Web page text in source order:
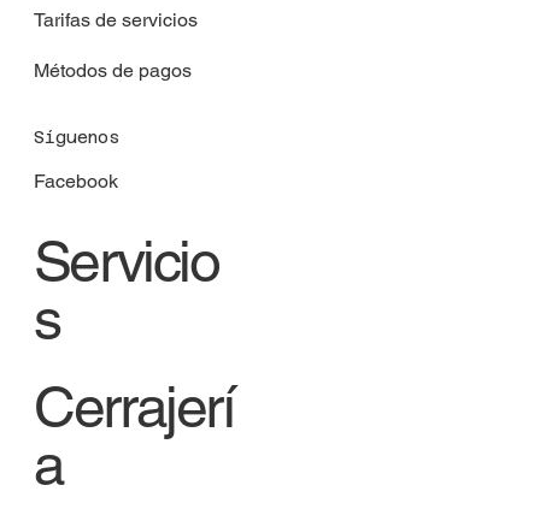
Tarifas de servicios
Métodos de pagos
Síguenos
Facebook
Servicio
s
Cerrajerí
a